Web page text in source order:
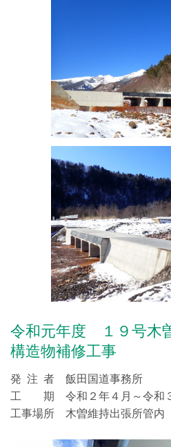
令和元年度 １９号木
構造物補修工事
発 注 者 飯田国道事務所
工 期 令和２年４月～令和
工事場所 木曽維持出張所管内